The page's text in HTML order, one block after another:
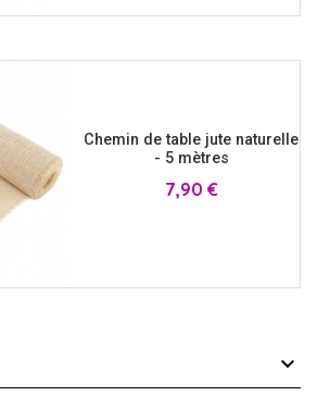
Chemin de table jute naturelle
- 5 mètres
Prix
7,90 €